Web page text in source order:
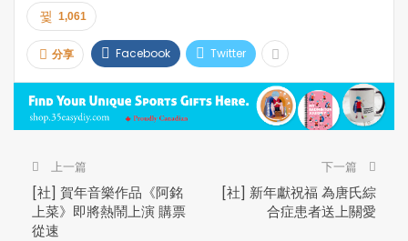
【2020年1月7日】為了與海外華僑共慶農曆新年， “四海
同春”大型綜藝晚會將於2020年1月29號晚上在大多倫多會
議中心的 John Bassett Theatre 華麗上演。作為中國出訪
首次啟航以來，已於世界各地200多個城市演出超過300
場，觀眾累計超過400餘萬人次，絕對是一個譽滿全球的
一如以往，“四海同春”將會為大家帶來中國最頂尖的藝術家
及表演團體，務求為多倫多的觀眾打造一場文藝視聽盛
宴，讓大家在享受藝術演出的同時，能夠親身體驗多姿多
1,061
分享 Facebook Twitter
上一篇
[社] 賀年音樂作品《阿銘
上菜》即將熱鬧上演 購票
從速
下一篇
[社] 新年獻祝福 為唐氏綜
合症患者送上關愛